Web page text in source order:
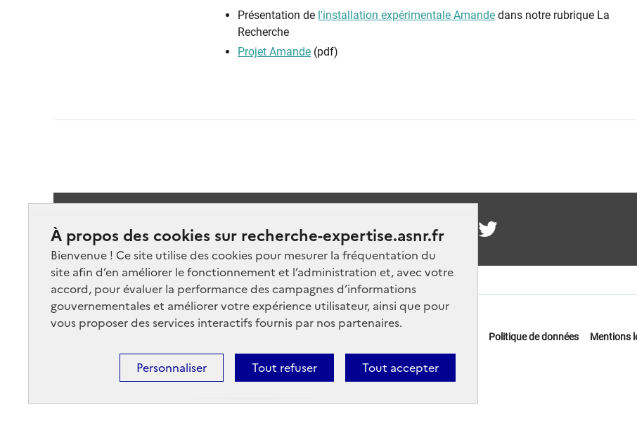
À propos des cookies sur recherche-expertise.asnr.fr
Bienvenue ! Ce site utilise des cookies pour mesurer la fréquentation du
site afin d’en améliorer le fonctionnement et l’administration et, avec votre
accord, pour évaluer la performance des campagnes d’informations
gouvernementales et améliorer votre expérience utilisateur, ainsi que pour
vous proposer des services interactifs fournis par nos partenaires.
Tout accepter
Tout refuser
Personnaliser
Présentation de l'installation expérimentale Amande dans notre rubrique La
Recherche
Projet Amande (pdf)
Suivez-nous
Politique de données Mentions
Plan du site Contactez-nous